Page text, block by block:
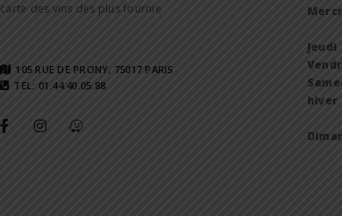
carte des vins des plus fournie
105 RUE DE PRONY, 75017 PARIS
TEL: 01.44.40.05.88
Jeudi
hiver